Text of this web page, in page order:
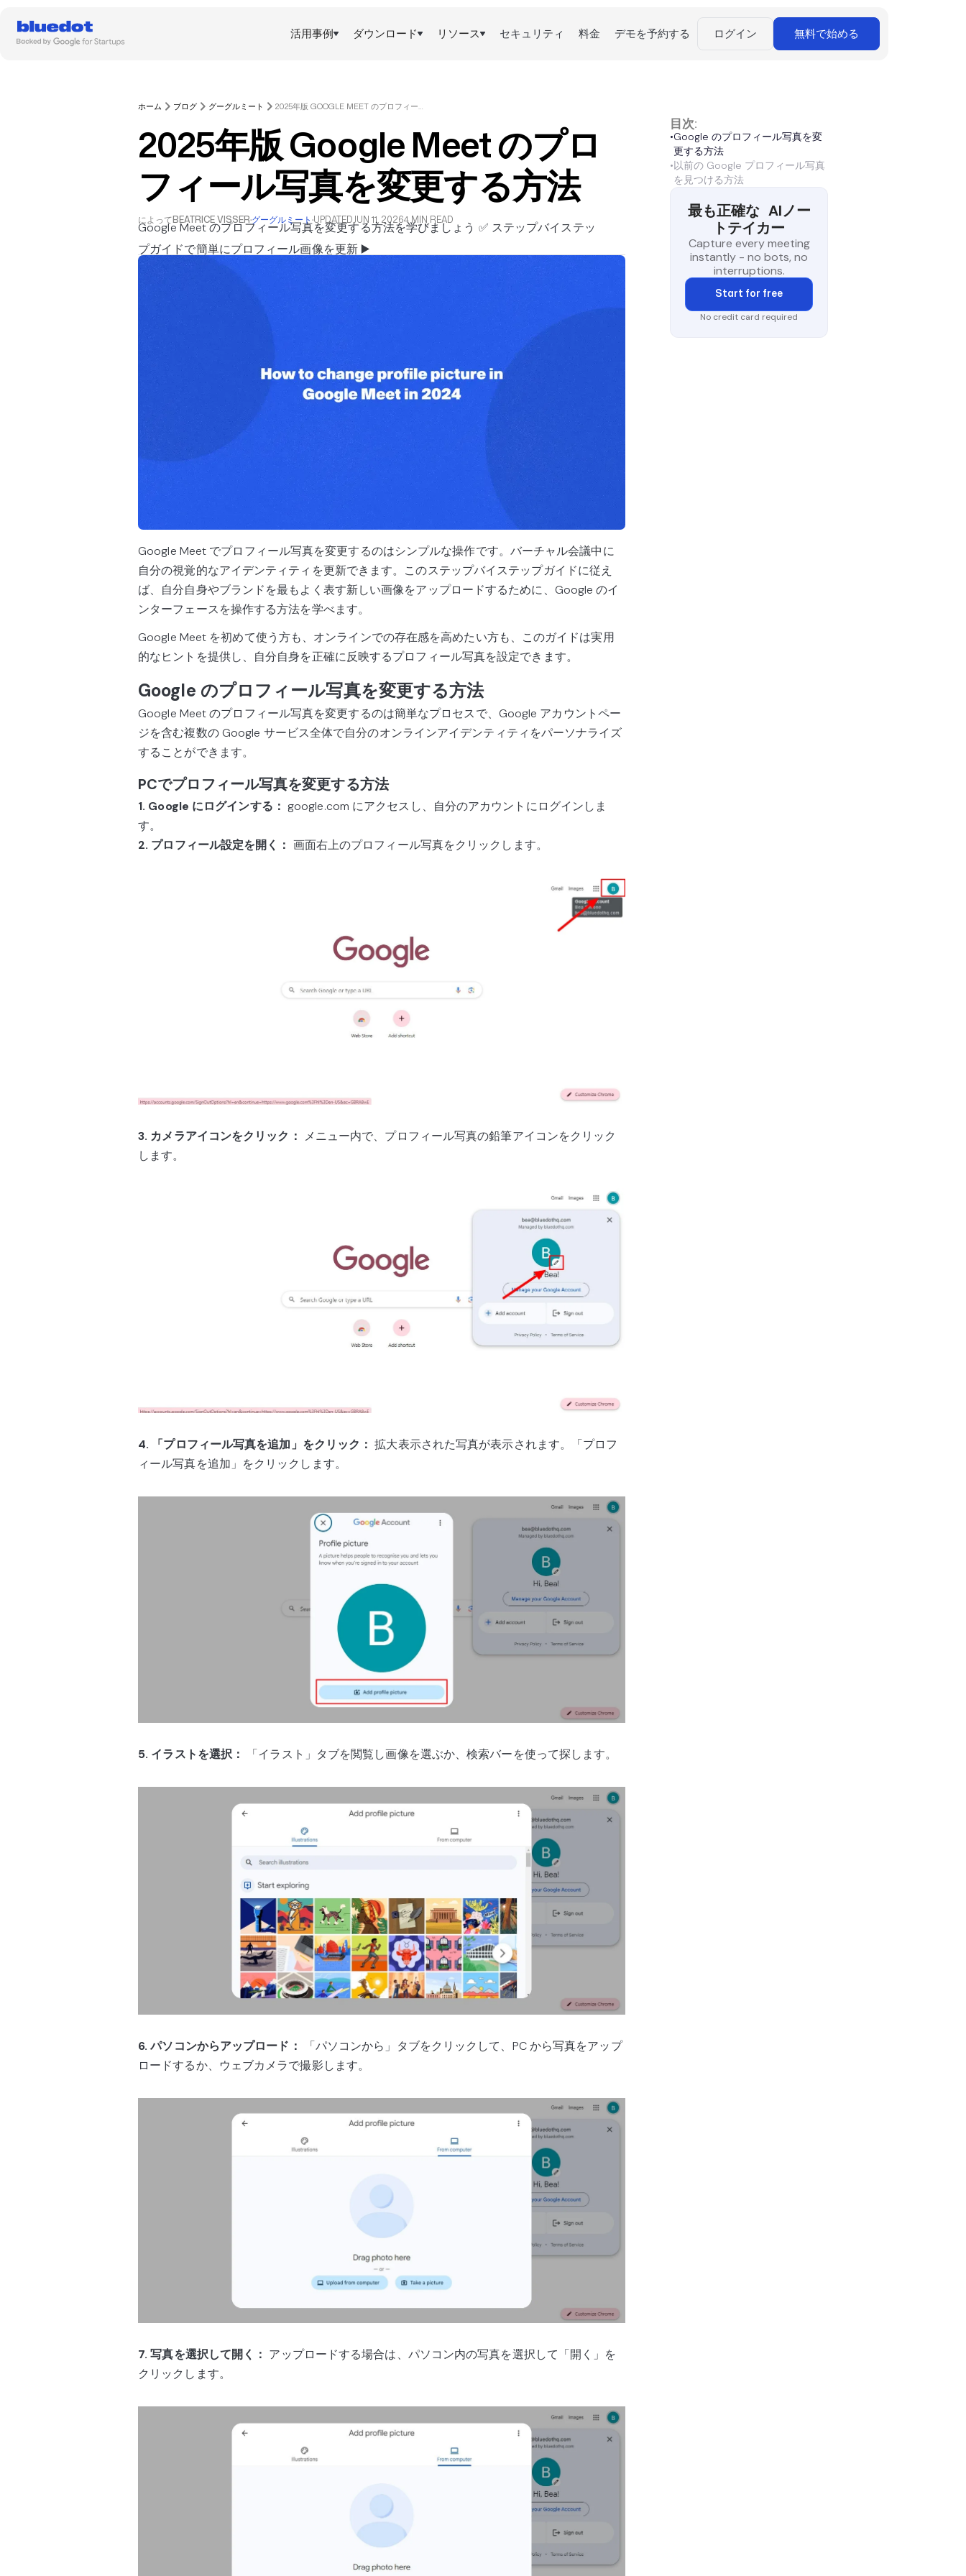
活用事例 ダウンロード リソース セキュリティ 料金 デモを予約する ログイン 無料で始める
ホーム ブログ グーグルミート 2025年版 GOOGLE MEET のプロフィール写真を変更する方法
2025年版 Google Meet のプロ
フィール写真を変更する方法
によってBEATRICE VISSER·グーグルミート·UPDATEDJUN 11, 20264 MIN READ
Google Meet のプロフィール写真を変更する方法を学びましょう ✅ ステップバイステッ
プガイドで簡単にプロフィール画像を更新 ▶️
Google Meet でプロフィール写真を変更するのはシンプルな操作です。バーチャル会議中に
自分の視覚的なアイデンティティを更新できます。このステップバイステップガイドに従え
ば、自分自身やブランドを最もよく表す新しい画像をアップロードするために、Google のイ
ンターフェースを操作する方法を学べます。
Google Meet を初めて使う方も、オンラインでの存在感を高めたい方も、このガイドは実用
的なヒントを提供し、自分自身を正確に反映するプロフィール写真を設定できます。
Google のプロフィール写真を変更する方法
Google Meet のプロフィール写真を変更するのは簡単なプロセスで、Google アカウントペー
ジを含む複数の Google サービス全体で自分のオンラインアイデンティティをパーソナライズ
することができます。
PCでプロフィール写真を変更する方法
1. Google にログインする： google.com にアクセスし、自分のアカウントにログインしま
す。
2. プロフィール設定を開く： 画面右上のプロフィール写真をクリックします。
3. カメラアイコンをクリック： メニュー内で、プロフィール写真の鉛筆アイコンをクリック
します。
4. 「プロフィール写真を追加」をクリック： 拡大表示された写真が表示されます。「プロフ
ィール写真を追加」をクリックします。
5. イラストを選択： 「イラスト」タブを閲覧し画像を選ぶか、検索バーを使って探します。
6. パソコンからアップロード：
「パソコンから」タブをクリックして、PC から写真をアップ
ロードするか、ウェブカメラで撮影します。
7. 写真を選択して開く： アップロードする場合は、パソコン内の写真を選択して「開く」を
クリックします。
目次:
•Google のプロフィール写真を変
更する方法
•以前の Google プロフィール写真
を見つける方法
最も正確な AIノー
トテイカー
Capture every meeting
instantly - no bots, no
interruptions.
Start for free
No credit card required